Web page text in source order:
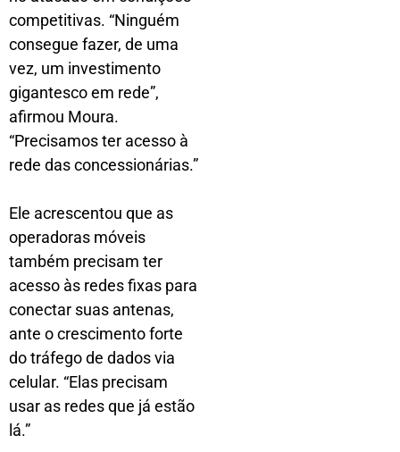
competitivas. “Ninguém
consegue fazer, de uma
vez, um investimento
gigantesco em rede”,
afirmou Moura.
“Precisamos ter acesso à
rede das concessionárias.”
Ele acrescentou que as
operadoras móveis
também precisam ter
acesso às redes fixas para
conectar suas antenas,
ante o crescimento forte
do tráfego de dados via
celular. “Elas precisam
usar as redes que já estão
lá.”